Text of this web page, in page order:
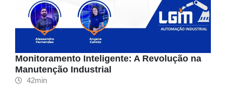
Monitoramento Inteligente: A Revolução na
Manutenção Industrial
42min